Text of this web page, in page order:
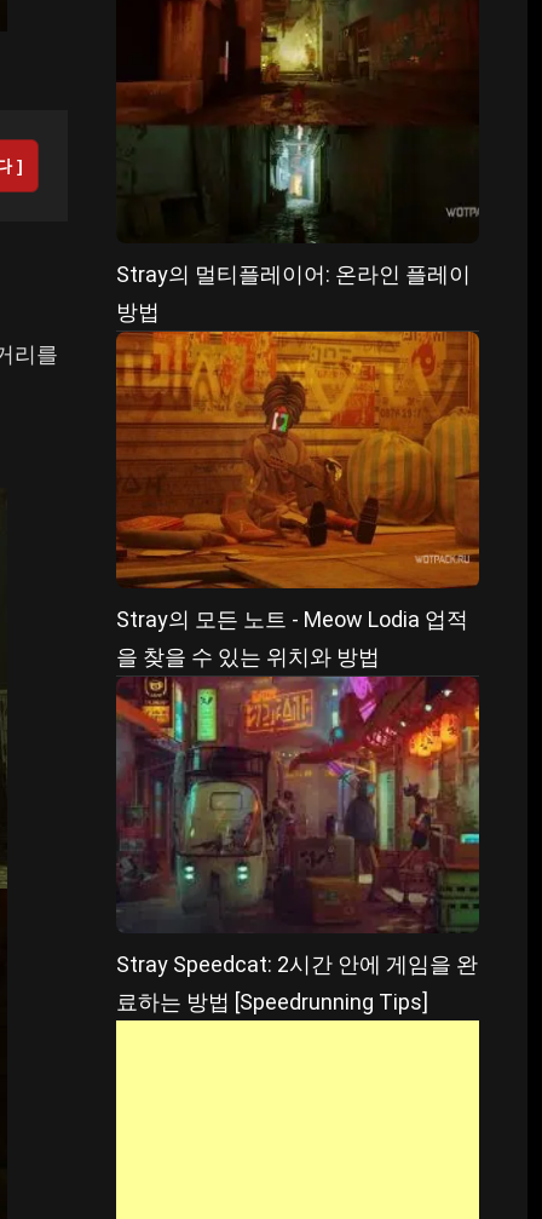
]
리를
Stray의 멀티플레이어: 온라인 플레이
방법
Stray의 모든 노트 - Meow Lodia 업적
을 찾을 수 있는 위치와 방법
Stray Speedcat: 2시간 안에 게임을 완
료하는 방법 [Speedrunning Tips]